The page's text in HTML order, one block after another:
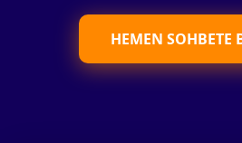
HEMEN SOHBETE